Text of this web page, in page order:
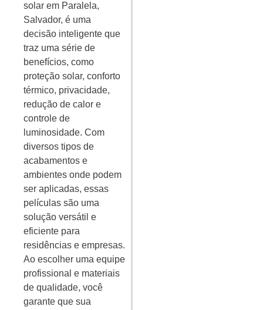
solar em Paralela,
Salvador, é uma
decisão inteligente que
traz uma série de
benefícios, como
proteção solar, conforto
térmico, privacidade,
redução de calor e
controle de
luminosidade. Com
diversos tipos de
acabamentos e
ambientes onde podem
ser aplicadas, essas
películas são uma
solução versátil e
eficiente para
residências e empresas.
Ao escolher uma equipe
profissional e materiais
de qualidade, você
garante que sua